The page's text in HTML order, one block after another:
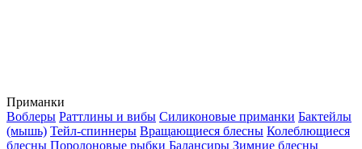
Приманки
Воблеры Раттлины и вибы Силиконовые приманки Бактейлы
(мышь) Тейл-спиннеры Вращающиеся блесны Колеблющиеся
блесны Поролоновые рыбки Балансиры Зимние блесны